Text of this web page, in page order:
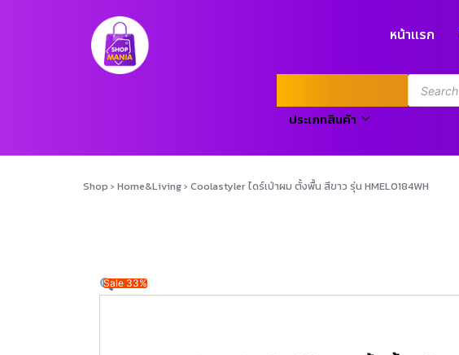
หน้าแรก
ประเภทสินค้า
Shop › Home&Living› Coolastyler ไดร์เป่าผม ตั้งพื้น สีขาว รุ่น HMEL0184WH
Sale 33%